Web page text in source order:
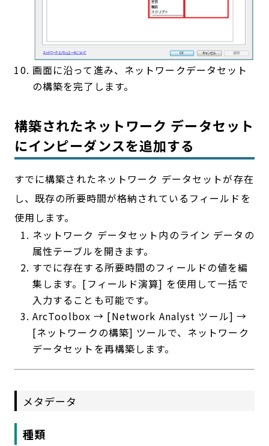
画面に沿って進み、ネットワークデータセット
の構築を完了します。
構築されたネットワーク データセット
にインピーダンスを追加する
すでに構築されたネットワーク データセットが存在
し、既存の所要時間が格納されているフィールドを
使用します。
ネットワーク データセット内のライン データの
属性テーブルを開きます。
すでに存在する所要時間のフィールドの値を編
集します。[フィールド演算] を使用して一括で
入力することも可能です。
ArcToolbox → [Network Analyst ツール] →
[ネットワークの構築] ツールで、ネットワーク
データセットを再構築します。
メタデータ
種類